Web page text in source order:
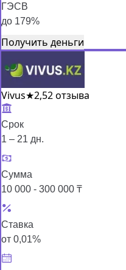
ГЭСВ
до 179%
Получить деньги
Vivus★2,52 отзыва
Срок
1 – 21 дн.
Сумма
10 000 - 300 000 ₸
Ставка
от 0,01%